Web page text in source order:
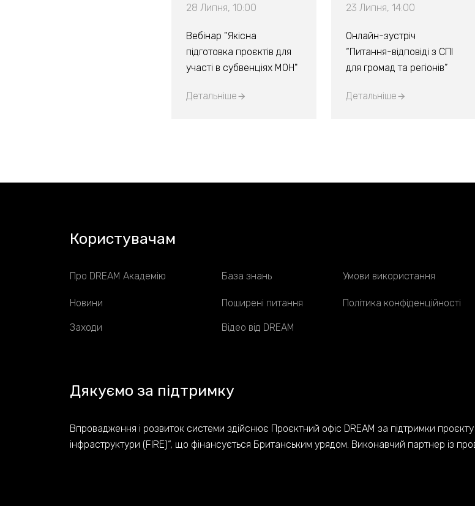
28 Липня, 10:00
Вебінар "Якісна
підготовка проєктів для
участі в субвенціях МОН"
Детальніше
23 Липня, 14:00
Онлайн-зустріч
“Питання-відповіді з СПІ
для громад та регіонів”
Детальніше
Користувачам
Про DREAM Академію
Новини
Умови використання
Політика конфіденційності
Заходи
База знань
Поширені питання
Відео від DREAM
Дякуємо за підтримку
Впровадження і розвиток системи здійснює Проєктний офіс DREAM за підтримки
інфраструктури (FIRE)“, що фінансується Британським урядом. Виконавчий партнер із